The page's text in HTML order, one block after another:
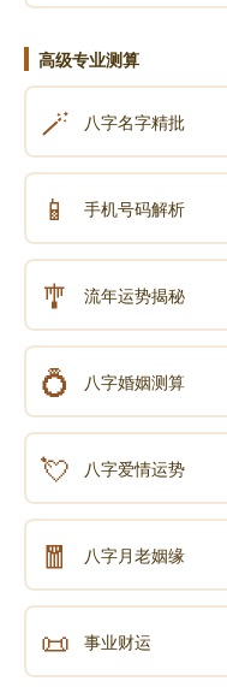
高级专业测算
🪄 八字名字精批
📱 手机号码解析
🎐 流年运势揭秘
💍 八字婚姻测算
💘 八字爱情运势
🧧 八字月老姻缘
📜 事业财运